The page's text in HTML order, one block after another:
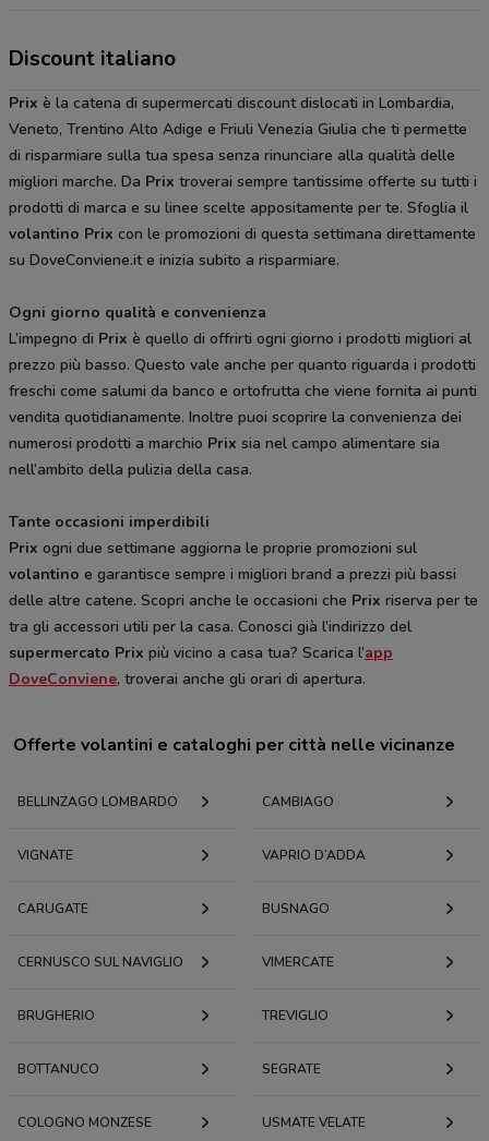
Discount italiano
Prix è la catena di supermercati discount dislocati in Lombardia,
Veneto, Trentino Alto Adige e Friuli Venezia Giulia che ti permette
di risparmiare sulla tua spesa senza rinunciare alla qualità delle
migliori marche. Da Prix troverai sempre tantissime offerte su tutti i
prodotti di marca e su linee scelte appositamente per te. Sfoglia il
volantino Prix con le promozioni di questa settimana direttamente
su DoveConviene.it e inizia subito a risparmiare.
Ogni giorno qualità e convenienza
L’impegno di Prix è quello di offrirti ogni giorno i prodotti migliori al
prezzo più basso. Questo vale anche per quanto riguarda i prodotti
freschi come salumi da banco e ortofrutta che viene fornita ai punti
vendita quotidianamente. Inoltre puoi scoprire la convenienza dei
numerosi prodotti a marchio Prix sia nel campo alimentare sia
nell’ambito della pulizia della casa.
Tante occasioni imperdibili
Prix ogni due settimane aggiorna le proprie promozioni sul
volantino e garantisce sempre i migliori brand a prezzi più bassi
delle altre catene. Scopri anche le occasioni che Prix riserva per te
tra gli accessori utili per la casa. Conosci già l’indirizzo del
supermercato Prix più vicino a casa tua? Scarica l’app
DoveConviene, troverai anche gli orari di apertura.
Offerte volantini e cataloghi per città nelle vicinanze
BELLINZAGO LOMBARDO CAMBIAGO
VIGNATE VAPRIO D’ADDA
CARUGATE BUSNAGO
CERNUSCO SUL NAVIGLIO VIMERCATE
BRUGHERIO TREVIGLIO
BOTTANUCO SEGRATE
COLOGNO MONZESE USMATE VELATE